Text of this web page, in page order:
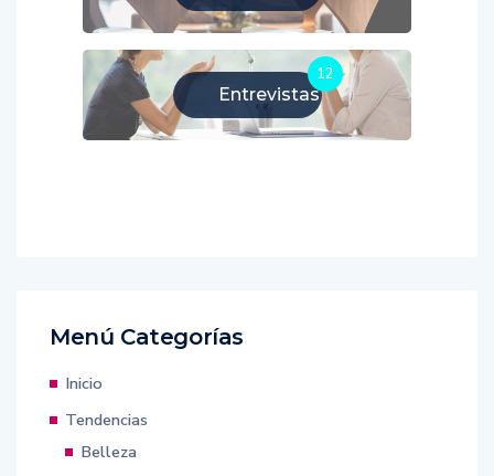
Entrevistas
12
Menú Categorías
Inicio
Tendencias
Belleza